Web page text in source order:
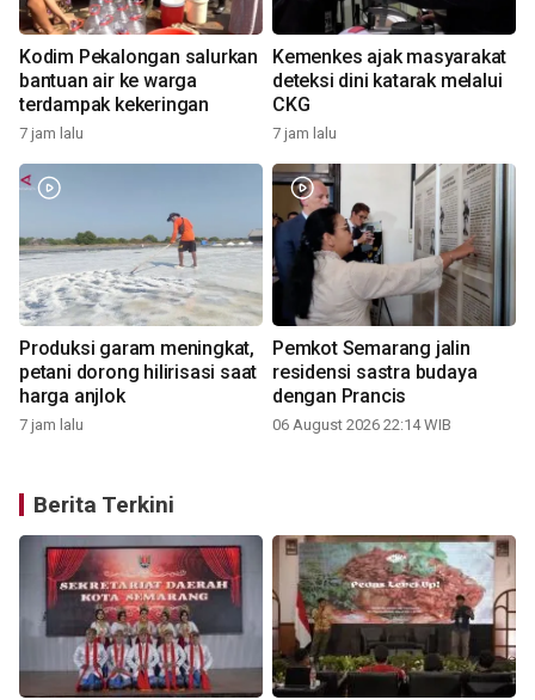
Kodim Pekalongan salurkan
bantuan air ke warga
terdampak kekeringan
7 jam lalu
Kemenkes ajak masyarakat
deteksi dini katarak melalui
CKG
7 jam lalu
Produksi garam meningkat,
petani dorong hilirisasi saat
harga anjlok
7 jam lalu
Pemkot Semarang jalin
residensi sastra budaya
dengan Prancis
06 August 2026 22:14 WIB
Berita Terkini